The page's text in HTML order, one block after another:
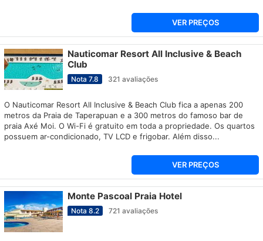
VER PREÇOS
Nauticomar Resort All Inclusive & Beach
Club
Nota 7.8 321 avaliações
O Nauticomar Resort All Inclusive & Beach Club fica a apenas 200
metros da Praia de Taperapuan e a 300 metros do famoso bar de
praia Axé Moi. O Wi-Fi é gratuito em toda a propriedade. Os quartos
possuem ar-condicionado, TV LCD e frigobar. Além disso...
VER PREÇOS
Monte Pascoal Praia Hotel
Nota 8.2 721 avaliações